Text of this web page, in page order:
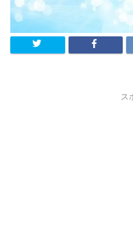
ス